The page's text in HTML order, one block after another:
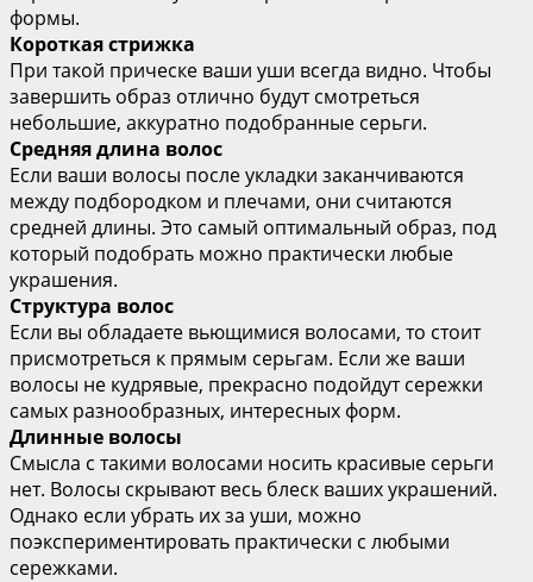
формы.
Короткая стрижка
При такой прическе ваши уши всегда видно. Чтобы
завершить образ отлично будут смотреться
небольшие, аккуратно подобранные серьги.
Средняя длина волос
Если ваши волосы после укладки заканчиваются
между подбородком и плечами, они считаются
средней длины. Это самый оптимальный образ, под
который подобрать можно практически любые
украшения.
Структура волос
Если вы обладаете вьющимися волосами, то стоит
присмотреться к прямым серьгам. Если же ваши
волосы не кудрявые, прекрасно подойдут сережки
самых разнообразных, интересных форм.
Длинные волосы
Смысла с такими волосами носить красивые серьги
нет. Волосы скрывают весь блеск ваших украшений.
Однако если убрать их за уши, можно
поэкспериментировать практически с любыми
сережками.